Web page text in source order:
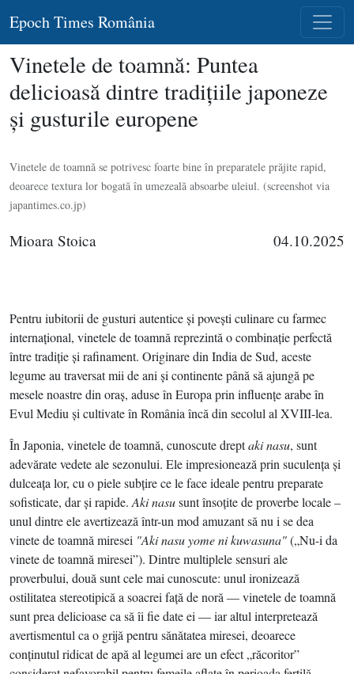
Epoch Times România
Vinetele de toamnă: Puntea
delicioasă dintre tradiţiile japoneze
şi gusturile europene
Vinetele de toamnă se potrivesc foarte bine în preparatele prăjite rapid,
deoarece textura lor bogată în umezeală absoarbe uleiul. (screenshot via
japantimes.co.jp)
Mioara Stoica 04.10.2025
Pentru iubitorii de gusturi autentice şi poveşti culinare cu farmec
internaţional, vinetele de toamnă reprezintă o combinaţie perfectă
între tradiţie şi rafinament. Originare din India de Sud, aceste
legume au traversat mii de ani şi continente până să ajungă pe
mesele noastre din oraş, aduse în Europa prin influenţe arabe în
Evul Mediu şi cultivate în România încă din secolul al XVIII-lea.
În Japonia, vinetele de toamnă, cunoscute dreptaki nasu, sunt
adevărate vedete ale sezonului. Ele impresionează prin suculenţa şi
dulceaţa lor, cu o piele subţire ce le face ideale pentru preparate
sofisticate, dar şi rapide. Aki nasusunt însoţite de proverbe locale –
unul dintre ele avertizează într-un mod amuzant să nu i se dea
vinete de toamnă miresei "Aki nasu yome ni kuwasuna"(„Nu-i da
vinete de toamnă miresei”). Dintre multiplele sensuri ale
proverbului, două sunt cele mai cunoscute: unul ironizează
ostilitatea stereotipică a soacrei faţă de noră — vinetele de toamnă
sunt prea delicioase ca să îi fie date ei — iar altul interpretează
avertismentul ca o grijă pentru sănătatea miresei, deoarece
conţinutul ridicat de apă al legumei are un efect „răcoritor”